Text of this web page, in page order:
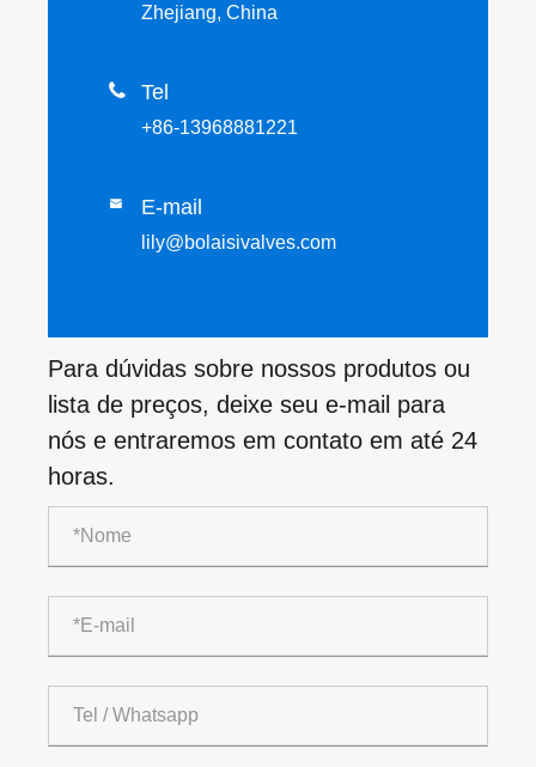
Zhejiang, China
 Tel
+86-13968881221
 E-mail
lily@bolaisivalves.com
Para dúvidas sobre nossos produtos ou
lista de preços, deixe seu e-mail para
nós e entraremos em contato em até 24
horas.